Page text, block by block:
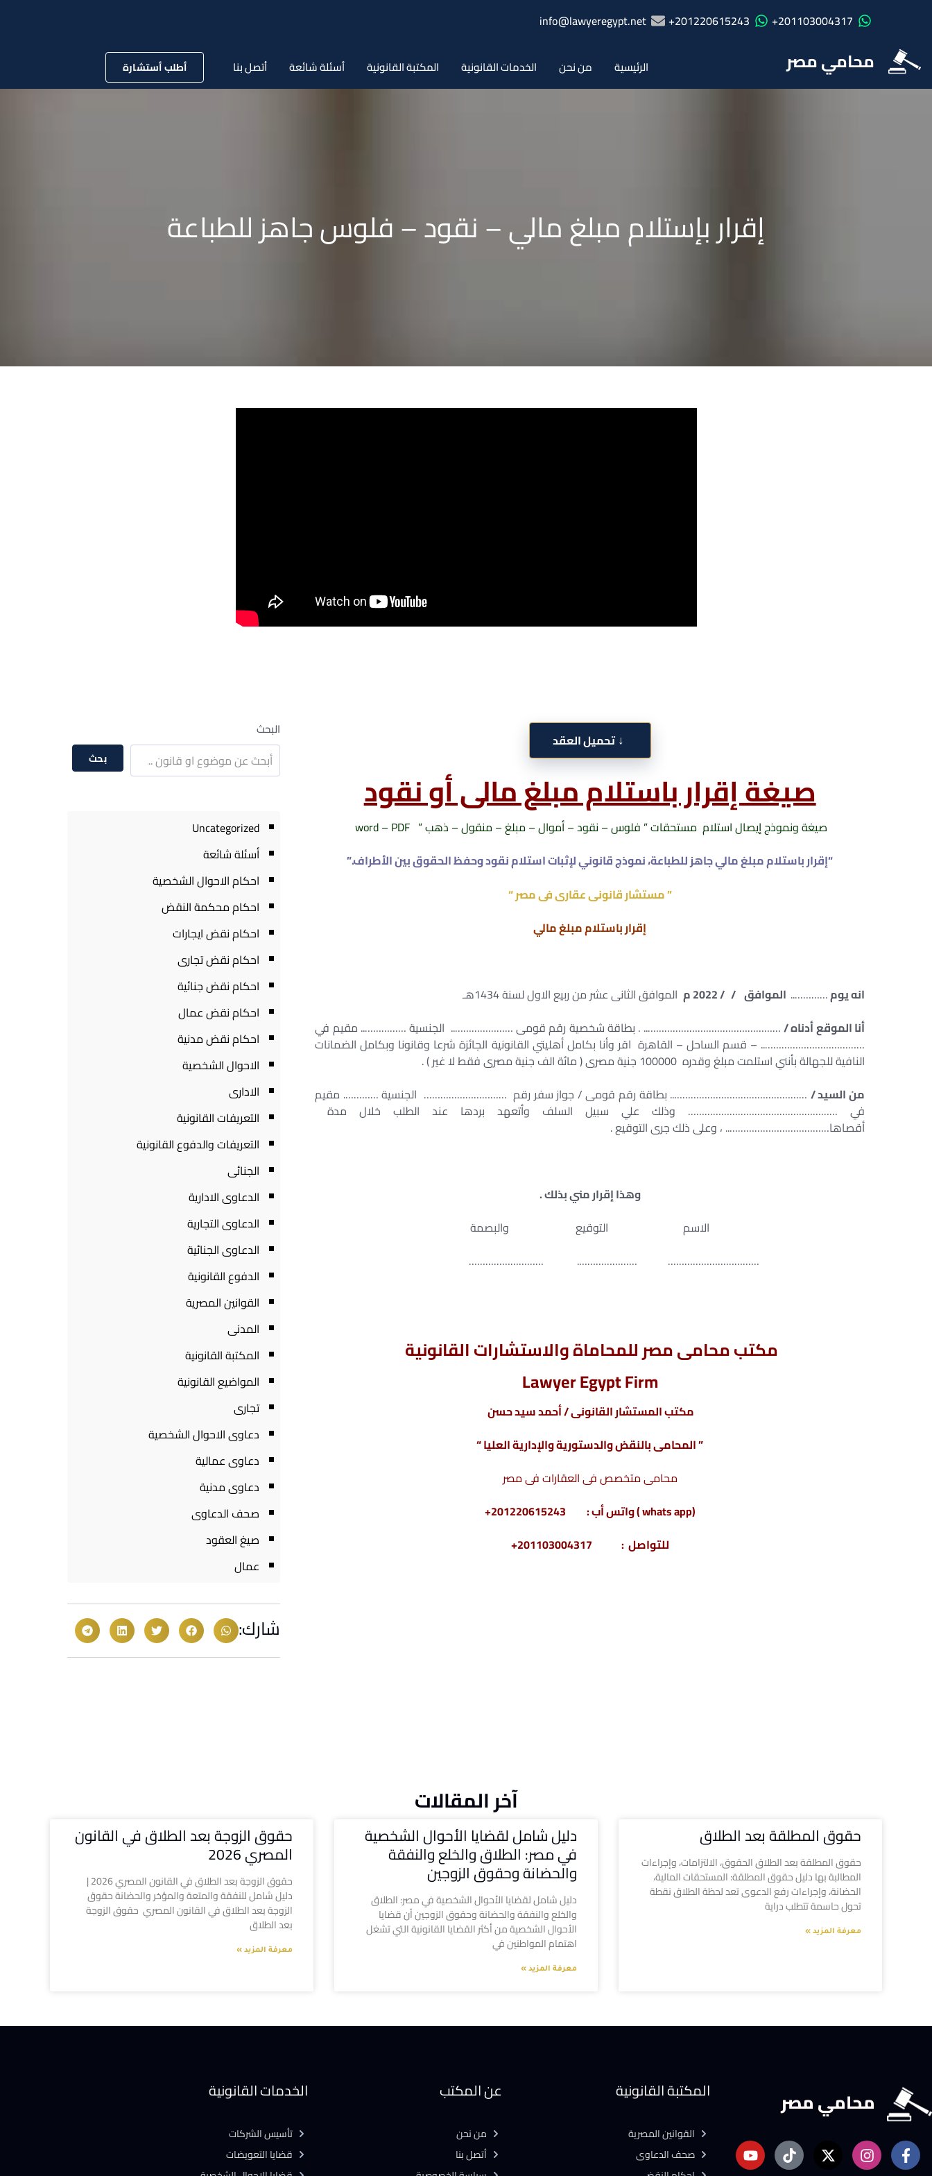
201103004317+
201220615243+
info@lawyeregypt.net
محامي مصر الرئيسية من نحن الخدمات القانونية المكتبة القانونية أسئلة شائعة أتصل بنا أطلب أستشارة
إقرار بإستلام مبلغ مالي – نقود – فلوس جاهز للطباعة
↓ تحميل العقد
صيغة إقرار باستلام مبلغ مالى أو نقود
صيغة ونموذج إيصال استلام مستحقات ” فلوس – نقود – أموال – مبلغ – منقول – ذهب ” word – PDF
“إقرار باستلام مبلغ مالي جاهز للطباعة، نموذج قانوني لإثبات استلام نقود وحفظ الحقوق بين الأطراف.”
” مستشار قانونى عقارى فى مصر “
إقرار باستلام مبلغ مالي
انه يوم………….. الموافق / / 2022 م
الموافق الثانى عشر من ربيع الاول لسنة 1434هـ
أنا الموقع أدناه /………………………………………….. . بطاقة شخصية رقم قومى ………………….. الجنسية …………….. مقيم في
……………………………….. – قسم الساحل – القاهرة اقر وأنا بكامل أهليتي القانونية الجائزة شرعا وقانونا وبكامل الضمانات
النافية للجهالة بأنني استلمت مبلغ وقدره 100000 جنية مصرى ( مائة الف جنية مصرى فقط لا غير ) .
من السيد / ………………………………………….. بطاقة رقم قومى / جواز سفر رقم ………………………… الجنسية …………. مقيم
في ……………………………………………… وذلك علي سبيل السلف وأتعهد بردها عند الطلب خلال مدة
أقصاها……………………………….. ، وعلى ذلك جرى التوقيع .
وهذا إقرار مني بذلك .
الاسم التوقيع والبصمة
…………………………… …………………. ………………………
مكتب محامى مصر للمحاماة والاستشارات القانونية
Lawyer Egypt Firm
مكتب المستشار القانونى / أحمد سيد حسن
” المحامى بالنقض والدستورية والإدارية العليا “
محامى متخصص فىالعقاراتفى مصر
(whats app ) واتس أب : 201220615243+
للتواصل : 201103004317+
البحث
بحث
Uncategorized
أسئلة شائعة
احكام الاحوال الشخصية
احكام محكمة النقض
احكام نقض ايجارات
احكام نقض تجارى
احكام نقض جنائية
احكام نقض عمال
احكام نقض مدنية
الاحوال الشخصية
الادارى
التعريفات القانونية
التعريفات والدفوع القانونية
الجنائى
الدعاوى الادارية
الدعاوى التجارية
الدعاوى الجنائية
الدفوع القانونية
القوانين المصرية
المدنى
المكتبة القانونية
المواضيع القانونية
تجارى
دعاوى الاحوال الشخصية
دعاوى عمالية
دعاوى مدنية
صحف الدعاوى
صيغ العقود
عمال
شارك:
آخر المقالات
حقوق المطلقة بعد الطلاق
حقوق المطلقة بعد الطلاق الحقوق، الالتزامات، وإجراءات
المطالبة بها دليل حقوق المطلقة: المستحقات المالية،
الحضانة، وإجراءات رفع الدعوى تعد لحظة الطلاق نقطة
تحول حاسمة تتطلب دراية
معرفة المزيد »
دليل شامل لقضايا الأحوال الشخصية
في مصر: الطلاق والخلع والنفقة
والحضانة وحقوق الزوجين
دليل شامل لقضايا الأحوال الشخصية في مصر: الطلاق
والخلع والنفقة والحضانة وحقوق الزوجين أن قضايا
الأحوال الشخصية من أكثر القضايا القانونية التي تشغل
اهتمام المواطنين في
معرفة المزيد »
حقوق الزوجة بعد الطلاق في القانون
المصري 2026
حقوق الزوجة بعد الطلاق في القانون المصري 2026 |
دليل شامل للنفقة والمتعة والمؤخر والحضانة حقوق
الزوجة بعد الطلاق في القانون المصري حقوق الزوجة
بعد الطلاق
معرفة المزيد »
محامي مصر المكتبة القانونية
القوانين المصرية
صحف الدعاوى
عن المكتب
من نحن
أتصل بنا
الخدمات القانونية
تأسيس الشركات
قضايا التعويضات